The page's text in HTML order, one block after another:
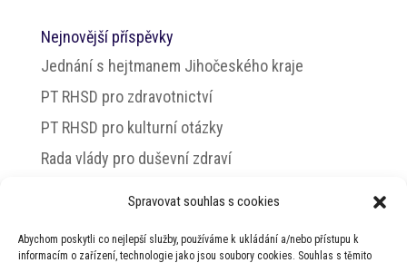
Spravovat souhlas s cookies
Abychom poskytli co nejlepší služby, používáme k ukládání a/nebo přístupu k
informacím o zařízení, technologie jako jsou soubory cookies. Souhlas s těmito
Nejnovější příspěvky
Jednání s hejtmanem Jihočeského kraje
PT RHSD pro zdravotnictví
PT RHSD pro kulturní otázky
Rada vlády pro duševní zdraví
© 2026 Jiří Horecký – Osobní stránky Jiřího